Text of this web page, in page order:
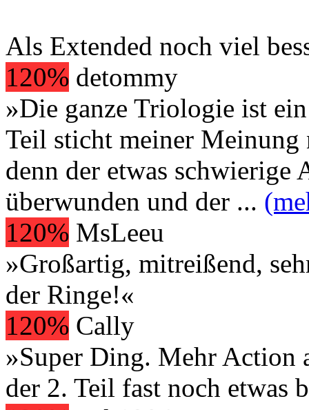
Als Extended noch viel
120% detommy
»Die ganze Triologie ist
Teil sticht meiner Meinung
denn der etwas schwierige
überwunden und der ...
120% MsLeeu
»Großartig, mitreißend,
der Ringe!«
120% Cally
»Super Ding. Mehr Action
der 2. Teil fast noch etwas